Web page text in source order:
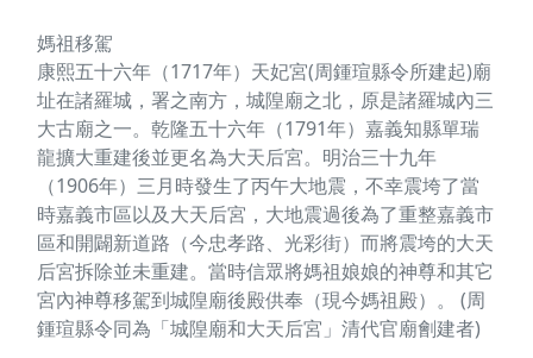
媽祖移駕
康熙五十六年（1717年）天妃宮(周鍾瑄縣令所建起)廟
址在諸羅城，署之南方，城隍廟之北，原是諸羅城內三
大古廟之一。乾隆五十六年（1791年）嘉義知縣單瑞
龍擴大重建後並更名為大天后宮。明治三十九年
（1906年）三月時發生了丙午大地震，不幸震垮了當
時嘉義市區以及大天后宮，大地震過後為了重整嘉義市
區和開闢新道路（今忠孝路、光彩街）而將震垮的大天
后宮拆除並未重建。當時信眾將媽祖娘娘的神尊和其它
宮內神尊移駕到城隍廟後殿供奉（現今媽祖殿）。 (周
鍾瑄縣令同為「城隍廟和大天后宮」清代官廟劊建者)